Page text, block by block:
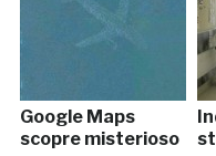
Google Maps
scopre misterioso